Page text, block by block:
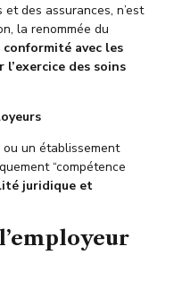
des assurances, n’est
la renommée du
conformité avec les
des soins
un établissement
“compétence
juridique et